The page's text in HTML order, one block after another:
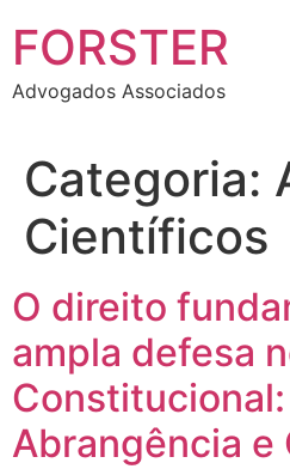
FORSTER
Advogados Associados
Categoria:
Científicos
O direito
ampla defesa
Constitucional:
Abrangência e